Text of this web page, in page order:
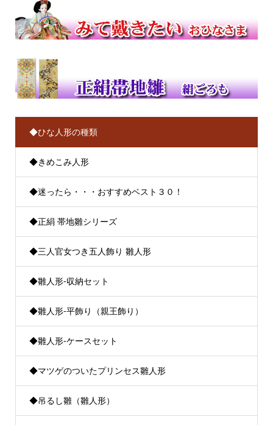
◆ひな人形の種類
◆きめこみ人形
◆迷ったら・・・おすすめベスト３０！
◆正絹 帯地雛シリーズ
◆三人官女つき五人飾り 雛人形
◆雛人形-収納セット
◆雛人形-平飾り（親王飾り）
◆雛人形-ケースセット
◆マツゲのついたプリンセス雛人形
◆吊るし雛（雛人形）